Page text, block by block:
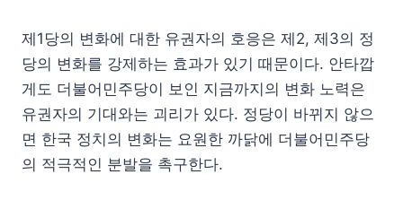
제1당의 변화에 대한 유권자의 호응은 제2, 제3의 정
당의 변화를 강제하는 효과가 있기 때문이다. 안타깝
게도 더불어민주당이 보인 지금까지의 변화 노력은
유권자의 기대와는 괴리가 있다. 정당이 바뀌지 않으
면 한국 정치의 변화는 요원한 까닭에 더불어민주당
의 적극적인 분발을 촉구한다.